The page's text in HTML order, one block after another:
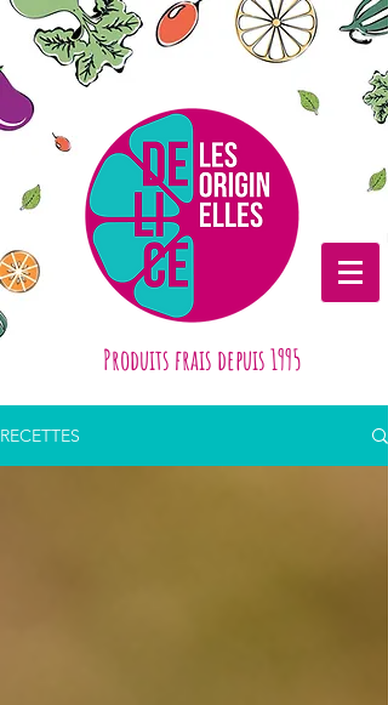
Produits frais depuis 1995
RECETTES